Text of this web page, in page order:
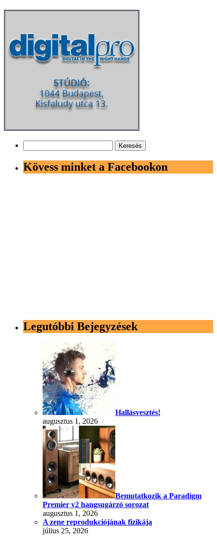
Kövess minket a Facebookon
Legutóbbi Bejegyzések
Hallásvesztés!
augusztus 1, 2026
Bemutatkozik a Paradigm
Premier v2 hangsugárzó sorozat
augusztus 1, 2026
A zene reprodukciójának fizikája
július 25, 2026